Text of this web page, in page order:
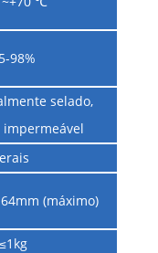
98%
selado,
impermeável
(máximo)
≤1kg